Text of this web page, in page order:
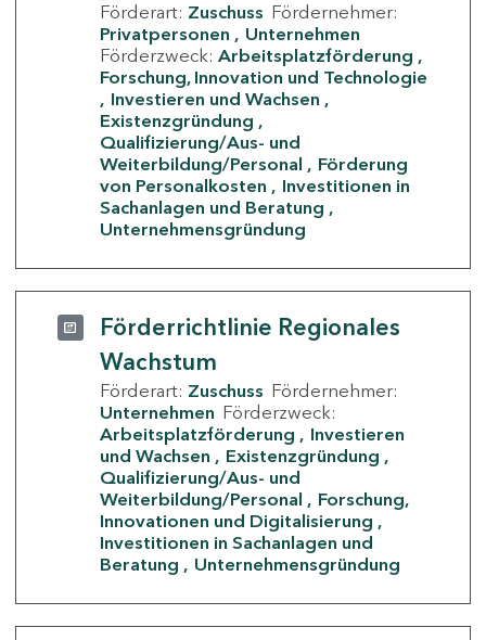
Förderart: Zuschuss Fördernehmer:
Privatpersonen
Unternehmen
Förderzweck: Arbeitsplatzförderung
Forschung, Innovation und Technologie
Investieren und Wachsen
Existenzgründung
Qualifizierung/Aus- und
Weiterbildung/Personal
Förderung
von Personalkosten
Investitionen in
Sachanlagen und Beratung
Unternehmensgründung
Förderrichtlinie Regionales
Wachstum
Förderart: Zuschuss Fördernehmer:
Unternehmen Förderzweck:
Arbeitsplatzförderung
Investieren
und Wachsen
Existenzgründung
Qualifizierung/Aus- und
Weiterbildung/Personal
Forschung,
Innovationen und Digitalisierung
Investitionen in Sachanlagen und
Beratung
Unternehmensgründung